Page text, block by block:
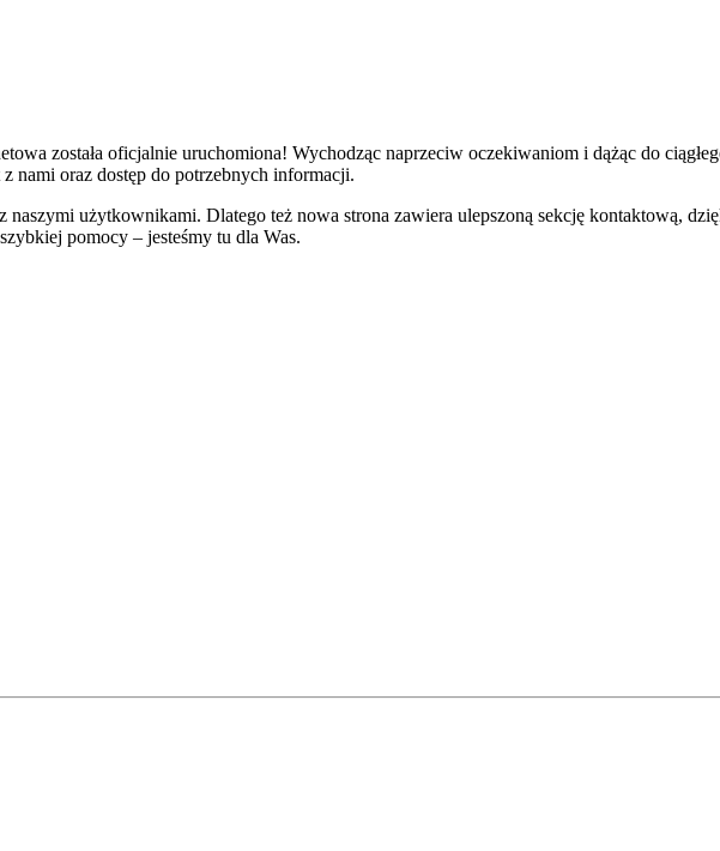
została oficjalnie uruchomiona! Wychodząc naprzeciw oczekiwaniom i dążąc do
nami oraz dostęp do potrzebnych informacji.
użytkownikami. Dlatego też nowa strona zawiera ulepszoną sekcję kontaktową,
pomocy – jesteśmy tu dla Was.